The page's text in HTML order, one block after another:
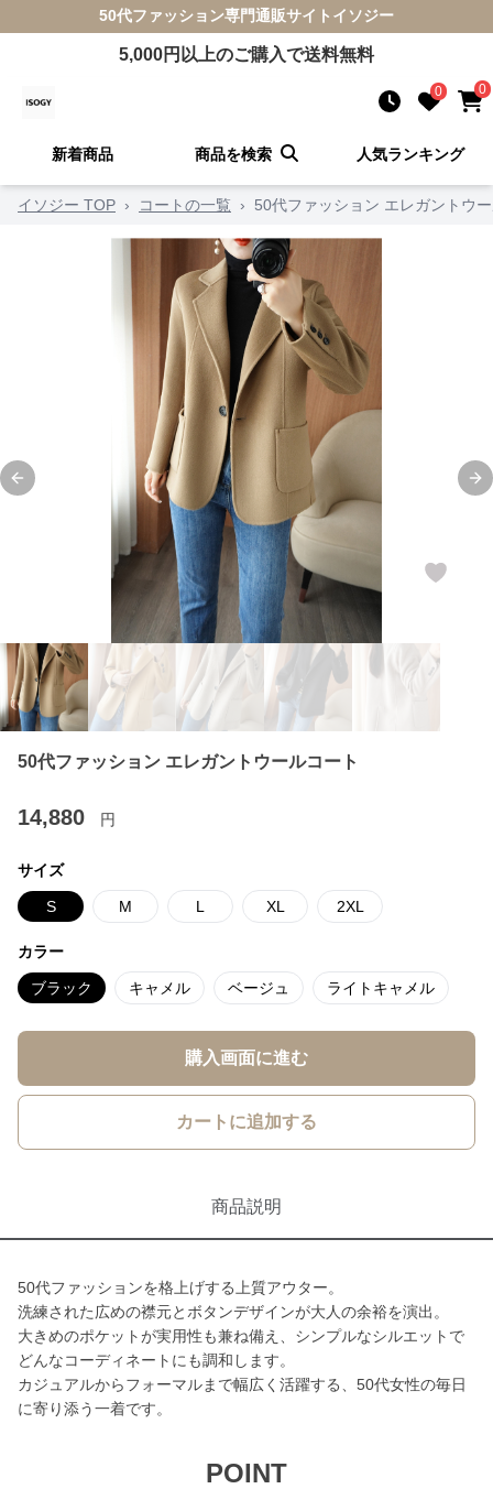
50代ファッション専門通販サイト イソジー
5,000円以上のご購入で送料無料
0 0
新着商品 商品を検索 人気ランキング
イソジー TOP › コートの一覧 › 50代ファッション エレガントウ
Previous slide
50代ファッション エレガントウールコート
14,880 円
サイズ
S M L XL 2XL
カラー
ブラック キャメル ベージュ ライトキャメル
購入画面に進む
カートに追加する
商品説明
50代ファッションを格上げする上質アウター。
洗練された広めの襟元とボタンデザインが大人の余裕を演出。
大きめのポケットが実用性も兼ね備え、シンプルなシルエットで
どんなコーディネートにも調和します。
カジュアルからフォーマルまで幅広く活躍する、50代女性の毎日
に寄り添う一着です。
POINT